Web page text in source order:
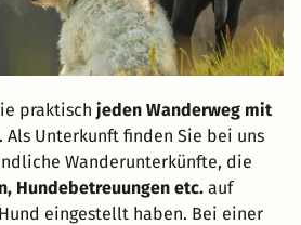
praktisch jeden Wanderweg mit
Als Unterkunft finden Sie bei uns
Wanderunterkünfte, die
Hundebetreuungen etc. auf
eingestellt haben. Bei einer